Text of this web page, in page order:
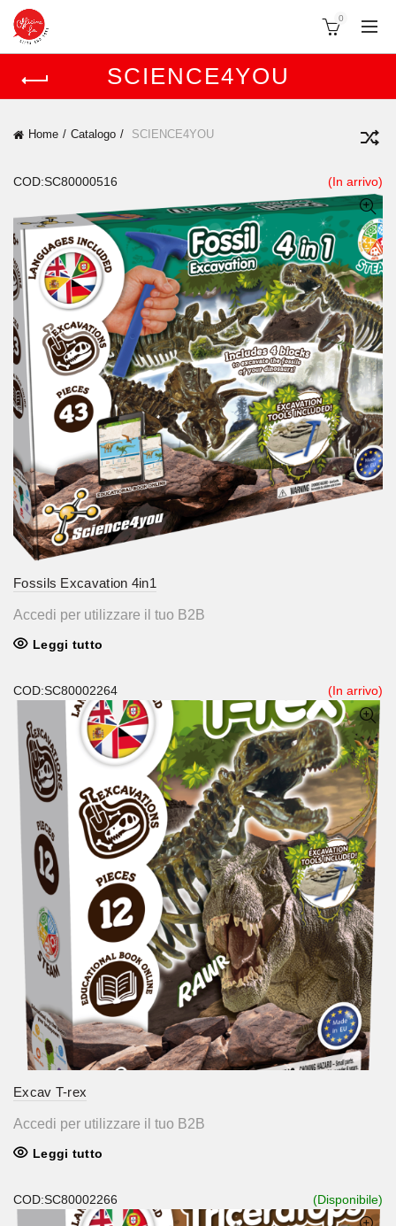
0
SCIENCE4YOU
Home Catalogo SCIENCE4YOU
COD:SC80000516 (In arrivo)
Fossils Excavation 4in1
Accedi per utilizzare il tuo B2B
Leggi tutto
COD:SC80002264 (In arrivo)
Excav T-rex
Accedi per utilizzare il tuo B2B
Leggi tutto
COD:SC80002266 (Disponibile)